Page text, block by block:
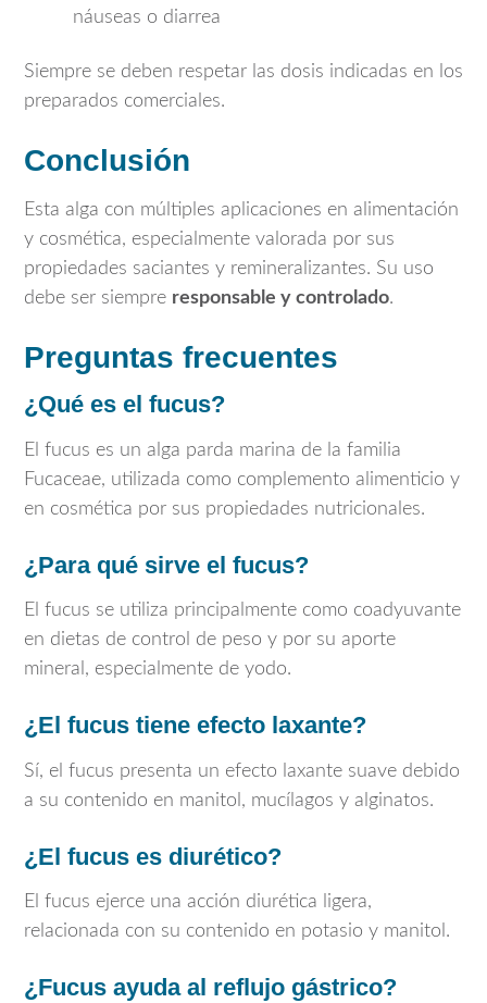
náuseas o diarrea
Siempre se deben respetar las dosis indicadas en los
preparados comerciales.
Conclusión
Esta alga con múltiples aplicaciones en alimentación
y cosmética, especialmente valorada por sus
propiedades saciantes y remineralizantes. Su uso
debe ser siempre responsable y controlado.
Preguntas frecuentes
¿Qué es el fucus?
El fucus es un alga parda marina de la familia
Fucaceae, utilizada como complemento alimenticio y
en cosmética por sus propiedades nutricionales.
¿Para qué sirve el fucus?
El fucus se utiliza principalmente como coadyuvante
en dietas de control de peso y por su aporte
mineral, especialmente de yodo.
¿El fucus tiene efecto laxante?
Sí, el fucus presenta un efecto laxante suave debido
a su contenido en manitol, mucílagos y alginatos.
¿El fucus es diurético?
El fucus ejerce una acción diurética ligera,
relacionada con su contenido en potasio y manitol.
¿Fucus ayuda al reflujo gástrico?